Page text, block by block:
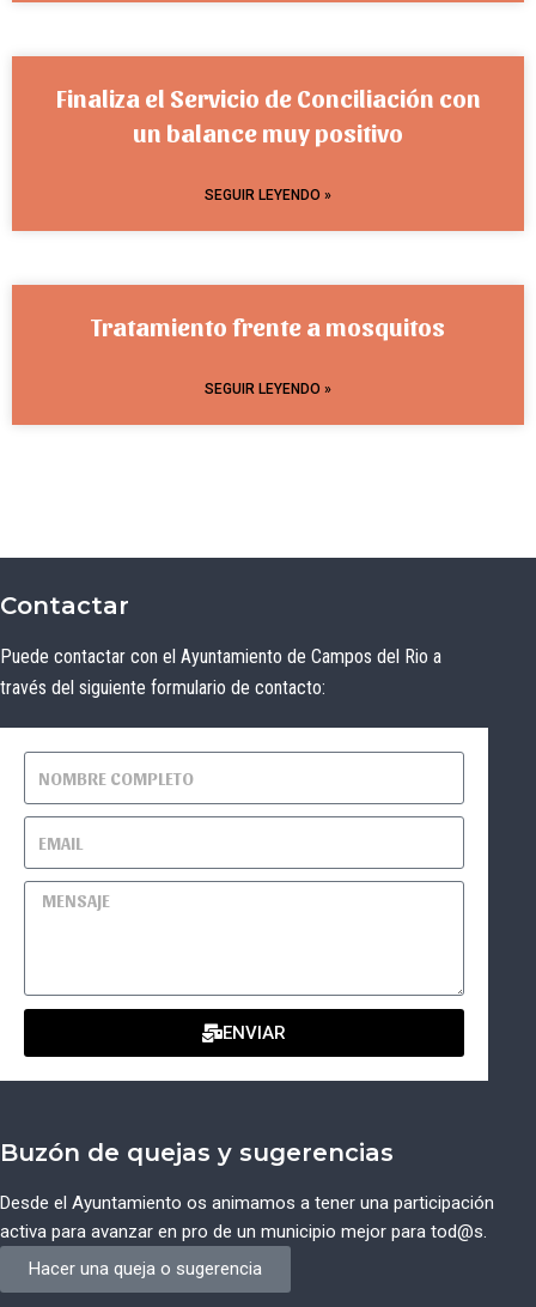
Finaliza el Servicio de Conciliación con
un balance muy positivo
SEGUIR LEYENDO »
Tratamiento frente a mosquitos
SEGUIR LEYENDO »
Contactar
Puede contactar con el Ayuntamiento de Campos del Rio a
través del siguiente formulario de contacto:
ENVIAR
Buzón de quejas y sugerencias
Desde el Ayuntamiento os animamos a tener una participación
activa para avanzar en pro de un municipio mejor para tod@s.
Hacer una queja o sugerencia